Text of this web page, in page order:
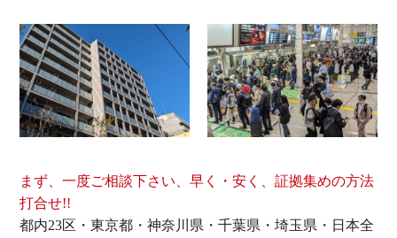
まず、一度ご相談下さい、早く・安く、証拠集めの方法
打合せ!!
都内23区・東京都・神奈川県・千葉県・埼玉県・日本全